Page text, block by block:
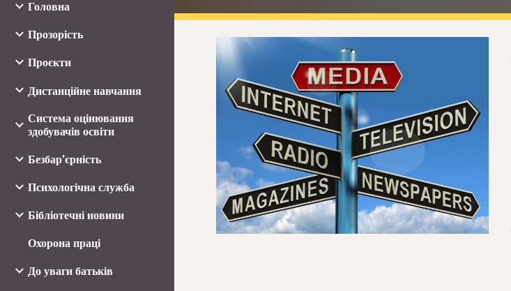
Головна
Прозорість
Проєкти
Дистанційне навчання
Система оцінювання
здобувачів освіти
Безбар'єрність
Психологічна служба
Бібліотечні новини
Охорона праці
До уваги батьків